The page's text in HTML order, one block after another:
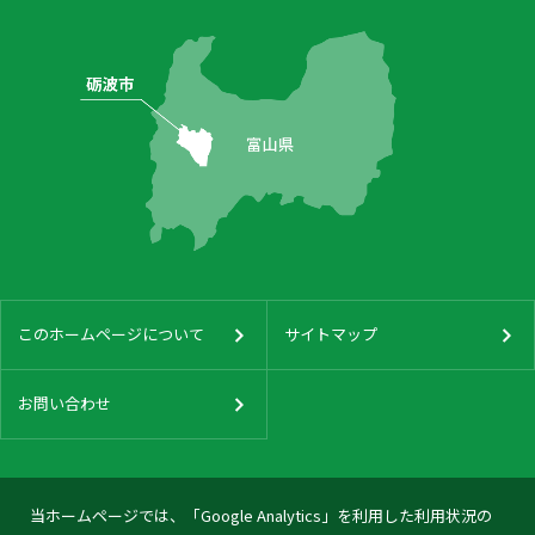
当ホームページでは、「Google Analytics」を利用した利用状況の
このホームページについて サイトマップ
お問い合わせ